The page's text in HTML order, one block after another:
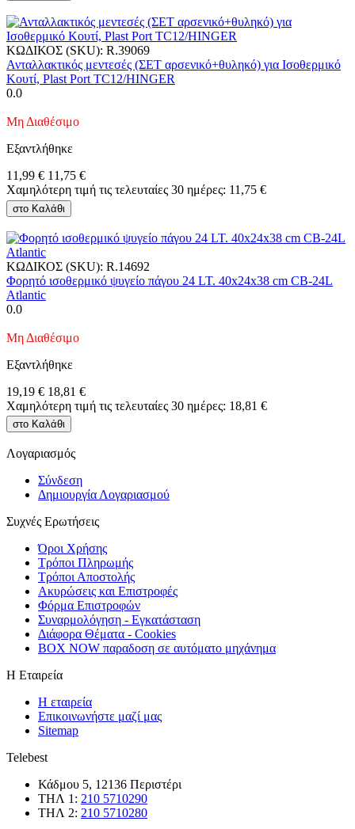
ΚΩΔΙΚΟΣ (SKU): R.39069
Ανταλλακτικός μεντεσές (ΣΕΤ αρσενικό+θυληκό) για Ισοθερμικό
Κουτί, Plast Port TC12/HINGER
0.0
Μη Διαθέσιμο
Εξαντλήθηκε
11,99 € 11,75 €
Χαμηλότερη τιμή τις τελευταίες 30 ημέρες: 11,75 €
στο Καλάθι
ΚΩΔΙΚΟΣ (SKU): R.14692
Φορητό ισοθερμικό ψυγείο πάγου 24 LT. 40x24x38 cm CB-24L
Atlantic
0.0
Μη Διαθέσιμο
Εξαντλήθηκε
19,19 € 18,81 €
Χαμηλότερη τιμή τις τελευταίες 30 ημέρες: 18,81 €
στο Καλάθι
Λογαριασμός
Σύνδεση
Δημιουργία Λογαριασμού
Συχνές Ερωτήσεις
Όροι Χρήσης
Τρόποι Πληρωμής
Τρόποι Αποστολής
Ακυρώσεις και Επιστροφές
Φόρμα Επιστρoφών
Συναρμολόγηση - Εγκατάσταση
Διάφορα Θέματα - Cookies
BOX NOW παραδοση σε αυτόματο μηχάνημα
Η Εταιρεία
Η εταιρεία
Επικοινωνήστε μαζί μας
Sitemap
Telebest
Κάδμου 5, 12136 Περιστέρι
ΤΗΛ 1: 210 5710290
ΤΗΛ 2: 210 5710280